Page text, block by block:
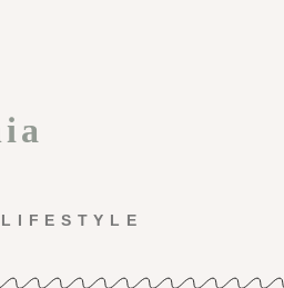
LIFESTYLE